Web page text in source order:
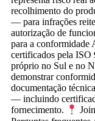
recolhimento do
— para infrações
autorização de
para a conformidade
certificados pela ISO
próprio no Sul e no
demonstrar
documentação
— incluindo
fornecimento.